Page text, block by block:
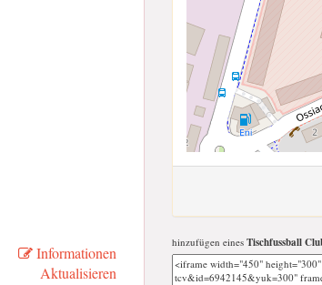
Informationen
Aktualisieren
hinzufügen eines Tischfussball